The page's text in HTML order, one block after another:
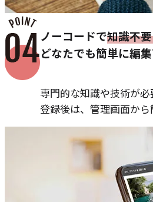
ノーコードで知識不
どなたでも簡単に編
専門的な知識や技術が必
登録後は、管理画面か